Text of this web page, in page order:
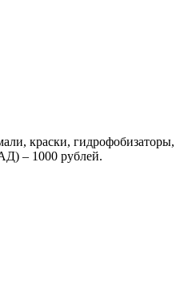
краски, гидрофобизаторы,
– 1000 рублей.